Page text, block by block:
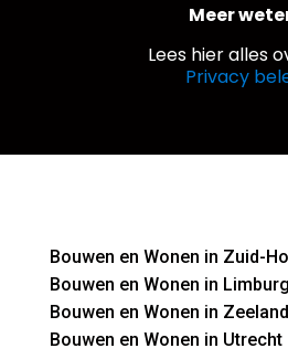
Meer
Lees hier alles
Privacy
Bouwen en Wonen in Zuid-
Bouwen en Wonen in Limburg
Bouwen en Wonen in Zeeland
Bouwen en Wonen in Utrecht